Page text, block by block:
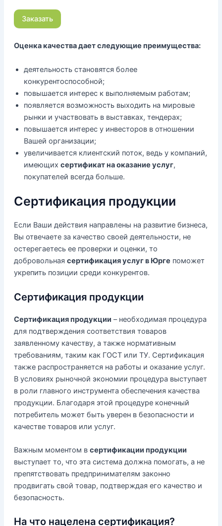
Оценка качества дает следующие преимущества:
деятельность становятся более
конкурентоспособной;
повышается интерес к выполняемым работам;
появляется возможность выходить на мировые
рынки и участвовать в выставках, тендерах;
повышается интерес у инвесторов в отношении
Вашей организации;
увеличивается клиентский поток, ведь у компаний,
имеющих сертификат на оказание услуг,
покупателей всегда больше.
Сертификация продукции
Если Ваши действия направлены на развитие бизнеса,
Вы отвечаете за качество своей деятельности, не
остерегаетесь ее проверки и оценки, то
добровольная сертификация услуг в Юрге поможет
укрепить позиции среди конкурентов.
Сертификация продукции
Сертификация продукции – необходимая процедура
для подтверждения соответствия товаров
заявленному качеству, а также нормативным
требованиям, таким как ГОСТ или ТУ. Сертификация
также распространяется на работы и оказание услуг.
В условиях рыночной экономии процедура выступает
в роли главного инструмента обеспечения качества
продукции. Благодаря этой процедуре конечный
потребитель может быть уверен в безопасности и
качестве товаров или услуг.
Важным моментом в сертификации продукции
выступает то, что эта система должна помогать, а не
препятствовать предпринимателям законно
продвигать свой товар, подтверждая его качество и
безопасность.
На что нацелена сертификация?